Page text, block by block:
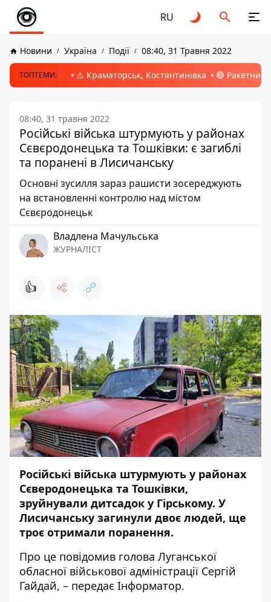
RU
Новини Україна Події 08:40, 31 Травня 2022
ТОПТЕМИ: ⚠️ Краматорськ, Костянтинівка 🔴 Ракетний
08:40, 31 травня 2022
Російські війська штурмують у районах
Сєвєродонецька та Тошківки: є загиблі
та поранені в Лисичанську
Основні зусилля зараз рашисти зосереджують
на встановленні контролю над містом
Сєвєродонецьк
Владлена Мачульська
ЖУРНАЛІСТ
👍
Російські війська штурмують у районах
Сєверодонецька та Тошківки,
зруйнували дитсадок у Гірському. У
Лисичанську загинули двоє людей, ще
троє отримали поранення.
Про це повідомив голова Луганської
обласної військової адміністрації Сергій
Гайдай, – передає Інформатор.